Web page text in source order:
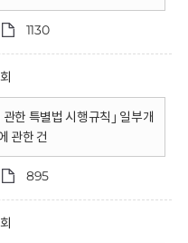
1130
한 특별법 시행규칙｣ 일부개
관한 건
895